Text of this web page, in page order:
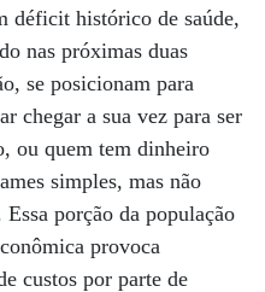
déficit histórico de saúde,
nas próximas duas
se posicionam para
chegar a sua vez para ser
ou quem tem dinheiro
simples, mas não
porção da população
provoca
custos por parte de